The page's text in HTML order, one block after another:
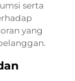
serta
yang